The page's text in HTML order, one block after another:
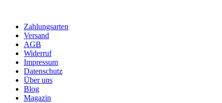
Zahlungsarten
Versand
AGB
Widerruf
Impressum
Datenschutz
Über uns
Blog
Magazin